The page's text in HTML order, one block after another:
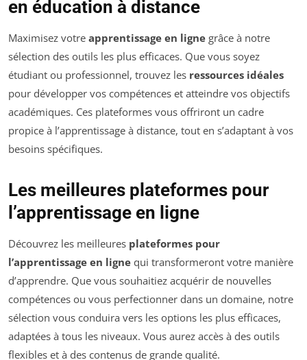
en éducation à distance
Maximisez votre apprentissage en ligne grâce à notre
sélection des outils les plus efficaces. Que vous soyez
étudiant ou professionnel, trouvez les ressources idéales
pour développer vos compétences et atteindre vos objectifs
académiques. Ces plateformes vous offriront un cadre
propice à l’apprentissage à distance, tout en s’adaptant à vos
besoins spécifiques.
Les meilleures plateformes pour
l’apprentissage en ligne
Découvrez les meilleures plateformes pour
l’apprentissage en ligne qui transformeront votre manière
d’apprendre. Que vous souhaitiez acquérir de nouvelles
compétences ou vous perfectionner dans un domaine, notre
sélection vous conduira vers les options les plus efficaces,
adaptées à tous les niveaux. Vous aurez accès à des outils
flexibles et à des contenus de grande qualité.